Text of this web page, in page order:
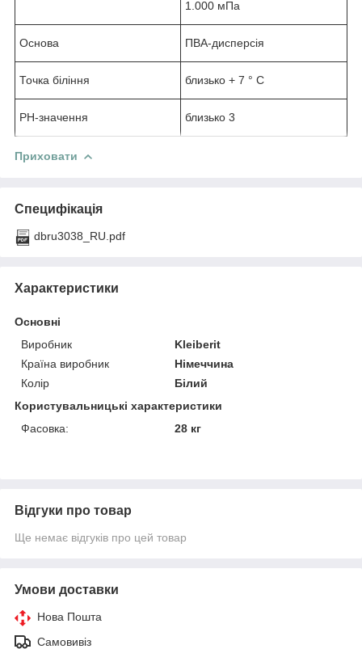
1.000 мПа
Основа ПВА-дисперсія
Точка біління близько + 7 ° C
РН-значення близько 3
Приховати
Специфікація
dbru3038_RU.pdf
Характеристики
Основні
Виробник
Kleiberit
Країна виробник
Німеччина
Колір
Білий
Користувальницькі характеристики
Фасовка:
28 кг
Відгуки про товар
Ще немає відгуків про цей товар
Умови доставки
Нова Пошта
Самовивіз